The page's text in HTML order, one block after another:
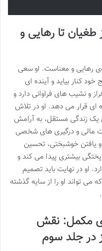
تا رهایی و
رهایی و معناست. او سعی
خود کنار بیاید و آینده ای
و نشیب های فراوانی دارد و
قرار می دهد. او در تلاش
یک زندگی مستقل، به آرامش
مالی و درگیری های شخصی
و یافتن خوشبختی، تحسین
بیشتری پیدا می کند و
او در نهایت باید تصمیم
می تواند او را از سایه گذشته
مکمل: نقش
در جلد سوم